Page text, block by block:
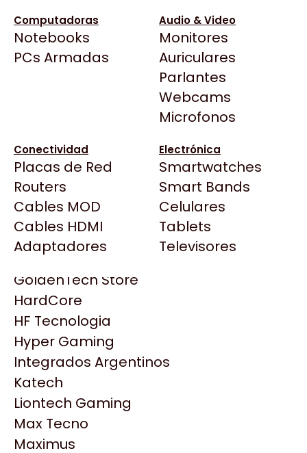
Computadoras
Notebooks
PCs Armadas
Audio & Video
Monitores
Auriculares
Parlantes
Webcams
Microfonos
Conectividad
Placas de Red
Routers
Cables MOD
Cables HDMI
Adaptadores
Electrónica
Smartwatches
Smart Bands
Celulares
Tablets
Televisores
BenQ
CX
Cooler Master
Deepcool
Dell
EVGA
Gamemax
Genesis
Genius
HP
HyperX
INNO3D
Intel
Kingston
Lenovo
Logitech
MSI
Todas las Tiendas
Click Gaming
Compufan Store
Dinobyte
Full H4rd
Gaming City
Gezatek
GoldenTech Store
HardCore
HF Tecnologia
Hyper Gaming
Integrados Argentinos
Katech
Liontech Gaming
Max Tecno
Maximus
$19.682
Ver producto en la página de Max Tecno